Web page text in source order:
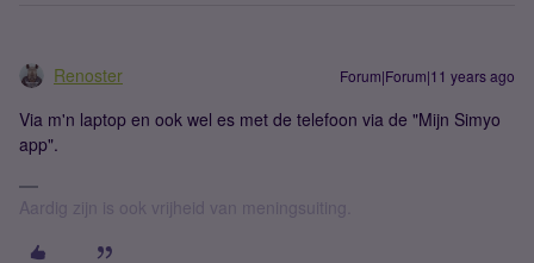
Renoster Forum|Forum|11 years ago
Via m'n laptop en ook wel es met de telefoon via de "Mijn Simyo
app".
Aardig zijn is ook vrijheid van meningsuiting.